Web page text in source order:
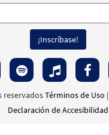
reservadosTérminos de Uso |
Declaración de Accesibilidad